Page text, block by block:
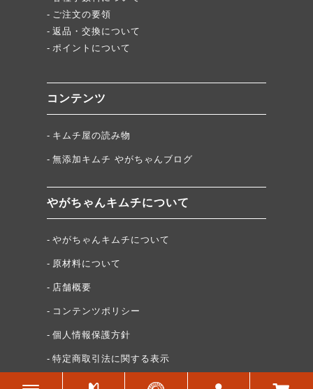
ご注文の要領
返品・交換について
ポイントについて
コンテンツ
キムチ屋の読み物
無添加キムチ やがちゃんブログ
やがちゃんキムチについて
やがちゃんキムチについて
原材料について
店舗概要
コンテンツポリシー
個人情報保護方針
特定商取引法に関する表示
お笑いコンビ「ヤッホイ」を応援しています